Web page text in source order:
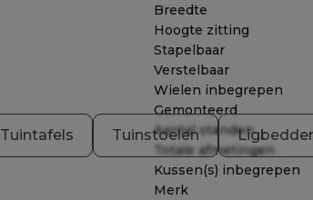
Breedte
Hoogte zitting
Stapelbaar
Verstelbaar
Wielen inbegrepen
Gemonteerd
Aantal standen
Totale afmetingen
Kussen(s) inbegrepen
Merk
Tuintafels Tuinstoelen